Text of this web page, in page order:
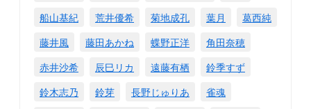
船山基紀
荒井優希 菊地成孔 葉月
葛西純
藤井風
藤田あかね 蝶野正洋
角田奈穂
赤井沙希
辰巳リカ 遠藤有栖
鈴季すず
鈴木志乃
鈴芽 長野じゅりあ
雀魂